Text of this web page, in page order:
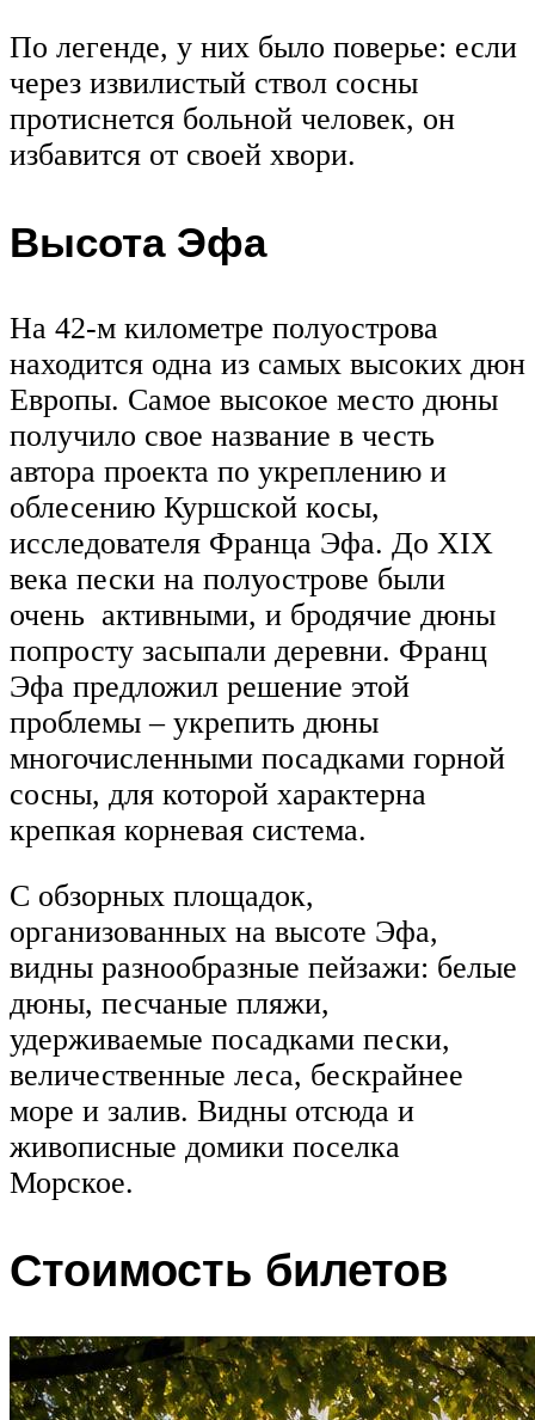
По легенде, у них было поверье: если
через извилистый ствол сосны
протиснется больной человек, он
избавится от своей хвори.
Высота Эфа
На 42-м километре полуострова
находится одна из самых высоких дюн
Европы. Самое высокое место дюны
получило свое название в честь
автора проекта по укреплению и
облесению Куршской косы,
исследователя Франца Эфа. До XIX
века пески на полуострове были
очень активными, и бродячие дюны
попросту засыпали деревни. Франц
Эфа предложил решение этой
проблемы – укрепить дюны
многочисленными посадками горной
сосны, для которой характерна
крепкая корневая система.
С обзорных площадок,
организованных на высоте Эфа,
видны разнообразные пейзажи: белые
дюны, песчаные пляжи,
удерживаемые посадками пески,
величественные леса, бескрайнее
море и залив. Видны отсюда и
живописные домики поселка
Морское.
Стоимость билетов